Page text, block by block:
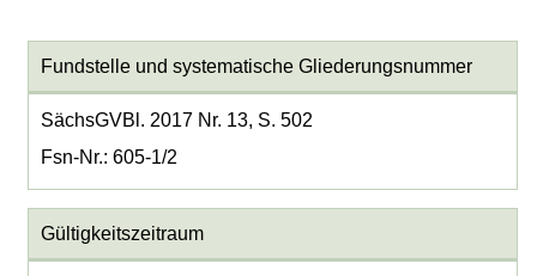
Fundstelle und systematische Gliederungsnummer
SächsGVBl. 2017 Nr. 13, S. 502
Fsn-Nr.: 605-1/2
Gültigkeitszeitraum